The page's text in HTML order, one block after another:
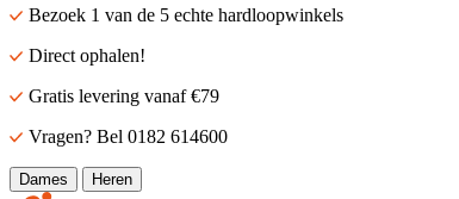
Bezoek 1 van de 5 echte hardloopwinkels
Direct ophalen!
Gratis levering vanaf €79
Vragen? Bel 0182 614600
Dames Heren